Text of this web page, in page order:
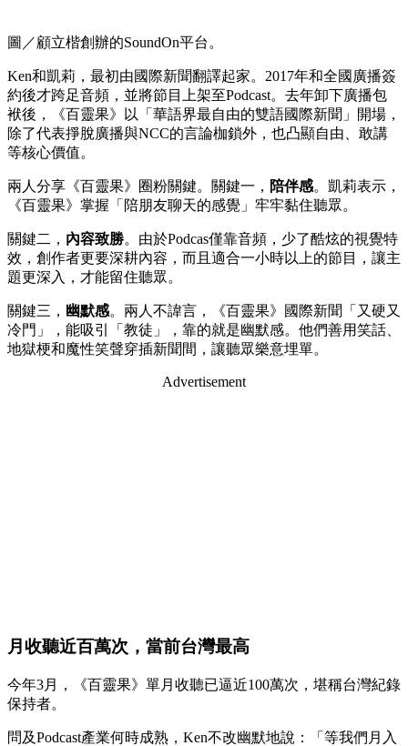
圖／顧立楷創辦的SoundOn平台。
Ken和凱莉，最初由國際新聞翻譯起家。2017年和全國廣播簽
約後才跨足音頻，並將節目上架至Podcast。去年卸下廣播包
袱後，《百靈果》以「華語界最自由的雙語國際新聞」開場，
除了代表掙脫廣播與NCC的言論枷鎖外，也凸顯自由、敢講
等核心價值。
兩人分享《百靈果》圈粉關鍵。關鍵一， 陪伴感。凱莉表示，
《百靈果》掌握「陪朋友聊天的感覺」牢牢黏住聽眾。
關鍵二， 內容致勝。由於Podcas僅靠音頻，少了酷炫的視覺特
效，創作者更要深耕內容，而且適合一小時以上的節目，讓主
題更深入，才能留住聽眾。
關鍵三， 幽默感。兩人不諱言，《百靈果》國際新聞「又硬又
冷門」，能吸引「教徒」，靠的就是幽默感。他們善用笑話、
地獄梗和魔性笑聲穿插新聞間，讓聽眾樂意埋單。
Advertisement
月收聽近百萬次，當前台灣最高
今年3月，《百靈果》單月收聽已逼近100萬次，堪稱台灣紀錄
保持者。
問及Podcast產業何時成熟，Ken不改幽默地說：「等我們月入